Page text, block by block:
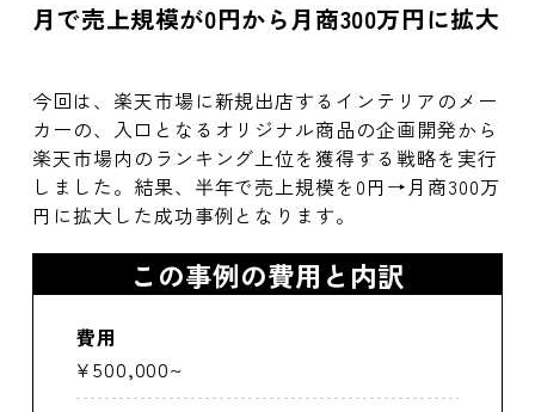
月で売上規模が0円から月商300万円に拡大
今回は、楽天市場に新規出店するインテリアのメー
カーの、入口となるオリジナル商品の企画開発から
楽天市場内のランキング上位を獲得する戦略を実行
しました。結果、半年で売上規模を0円→月商300万
円に拡大した成功事例となります。
この事例の費用と内訳
費用
¥500,000~